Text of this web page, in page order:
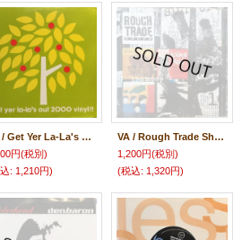
VA / Get Yer La-La's Out 2000 Vinyl!!
円(税別)
: 1,210円)
VA / Rough Trade Shops - Indiepop 1
1,200円(税別)
(税込: 1,320円)